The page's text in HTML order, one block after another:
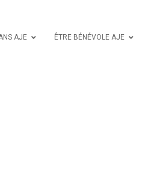
AJE ÊTRE BÉNÉVOLE AJE